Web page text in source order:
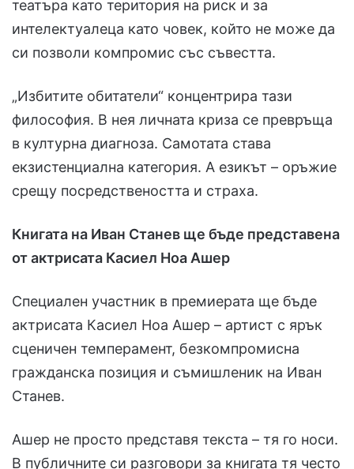
театъра като територия на риск и за
интелектуалеца като човек, който не може да
си позволи компромис със съвестта.
„Избитите обитатели“ концентрира тази
философия. В нея личната криза се превръща
в културна диагноза. Самотата става
екзистенциална категория. А езикът – оръжие
срещу посредствеността и страха.
Книгата на Иван Станев ще бъде представена
от актрисата Касиел Ноа Ашер
Специален участник в премиерата ще бъде
актрисата Касиел Ноа Ашер – артист с ярък
сценичен темперамент, безкомпромисна
гражданска позиция и съмишленик на Иван
Станев.
Ашер не просто представя текста – тя го носи.
В публичните си разговори за книгата тя често